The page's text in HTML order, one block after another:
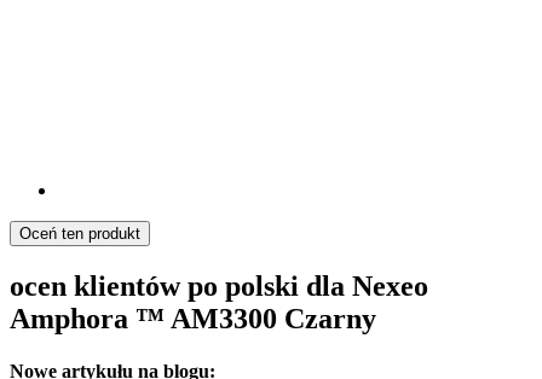
Oceń ten produkt
ocen klientów po polski dla Nexeo
Amphora ™ AM3300 Czarny
Nowe artykułu na blogu: